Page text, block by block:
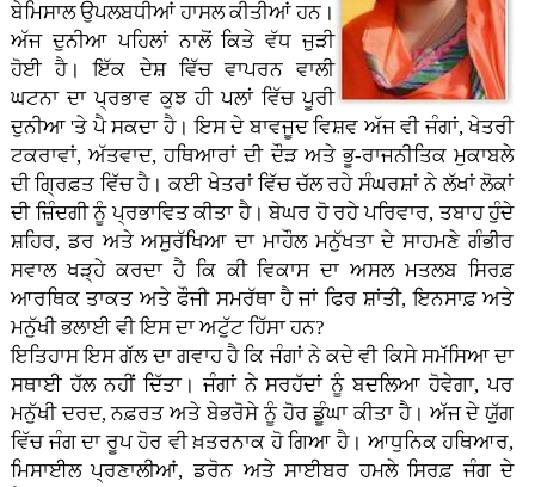
ਬੇਮਿਸਾਲ ਉਪਲਬਧੀਆਂ ਹਾਸਲ ਕੀਤੀਆਂ ਹਨ।
ਅੱਜ ਦੁਨੀਆ ਪਹਿਲਾਂ ਨਾਲੋਂ ਕਿਤੇ ਵੱਧ ਜੁੜੀ
ਹੋਈ ਹੈ। ਇੱਕ ਦੇਸ਼ ਵਿੱਚ ਵਾਪਰਨ ਵਾਲੀ
ਘਟਨਾ ਦਾ ਪ੍ਰਭਾਵ ਕੁਝ ਹੀ ਪਲਾਂ ਵਿੱਚ ਪੂਰੀ
ਦੁਨੀਆ 'ਤੇ ਪੈ ਸਕਦਾ ਹੈ। ਇਸ ਦੇ ਬਾਵਜੂਦ ਵਿਸ਼ਵ ਅੱਜ ਵੀ ਜੰਗਾਂ, ਖੇਤਰੀ
ਟਕਰਾਵਾਂ, ਅੱਤਵਾਦ, ਹਥਿਆਰਾਂ ਦੀ ਦੌੜ ਅਤੇ ਭੂ-ਰਾਜਨੀਤਿਕ ਮੁਕਾਬਲੇ
ਦੀ ਗ੍ਰਿਫ਼ਤ ਵਿੱਚ ਹੈ। ਕਈ ਖੇਤਰਾਂ ਵਿੱਚ ਚੱਲ ਰਹੇ ਸੰਘਰਸ਼ਾਂ ਨੇ ਲੱਖਾਂ ਲੋਕਾਂ
ਦੀ ਜ਼ਿੰਦਗੀ ਨੂੰ ਪ੍ਰਭਾਵਿਤ ਕੀਤਾ ਹੈ। ਬੇਘਰ ਹੋ ਰਹੇ ਪਰਿਵਾਰ, ਤਬਾਹ ਹੁੰਦੇ
ਸ਼ਹਿਰ, ਡਰ ਅਤੇ ਅਸੁਰੱਖਿਆ ਦਾ ਮਾਹੌਲ ਮਨੁੱਖਤਾ ਦੇ ਸਾਹਮਣੇ ਗੰਭੀਰ
ਸਵਾਲ ਖੜ੍ਹੇ ਕਰਦਾ ਹੈ ਕਿ ਕੀ ਵਿਕਾਸ ਦਾ ਅਸਲ ਮਤਲਬ ਸਿਰਫ਼
ਆਰਥਿਕ ਤਾਕਤ ਅਤੇ ਫੌਜੀ ਸਮਰੱਥਾ ਹੈ ਜਾਂ ਫਿਰ ਸ਼ਾਂਤੀ, ਇਨਸਾਫ਼ ਅਤੇ
ਮਨੁੱਖੀ ਭਲਾਈ ਵੀ ਇਸ ਦਾ ਅਟੁੱਟ ਹਿੱਸਾ ਹਨ?
ਇਤਿਹਾਸ ਇਸ ਗੱਲ ਦਾ ਗਵਾਹ ਹੈ ਕਿ ਜੰਗਾਂ ਨੇ ਕਦੇ ਵੀ ਕਿਸੇ ਸਮੱਸਿਆ ਦਾ
ਸਥਾਈ ਹੱਲ ਨਹੀਂ ਦਿੱਤਾ। ਜੰਗਾਂ ਨੇ ਸਰਹੱਦਾਂ ਨੂੰ ਬਦਲਿਆ ਹੋਵੇਗਾ, ਪਰ
ਮਨੁੱਖੀ ਦਰਦ, ਨਫ਼ਰਤ ਅਤੇ ਬੇਭਰੋਸੇ ਨੂੰ ਹੋਰ ਡੂੰਘਾ ਕੀਤਾ ਹੈ। ਅੱਜ ਦੇ ਯੁੱਗ
ਵਿੱਚ ਜੰਗ ਦਾ ਰੂਪ ਹੋਰ ਵੀ ਖ਼ਤਰਨਾਕ ਹੋ ਗਿਆ ਹੈ। ਆਧੁਨਿਕ ਹਥਿਆਰ,
ਮਿਸਾਈਲ ਪ੍ਰਣਾਲੀਆਂ, ਡਰੋਨ ਅਤੇ ਸਾਈਬਰ ਹਮਲੇ ਸਿਰਫ਼ ਜੰਗ ਦੇ